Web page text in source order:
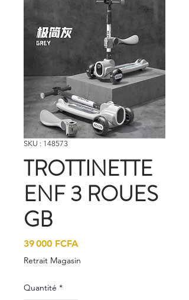
SKU : 148573
TROTTINETTE
ENF 3 ROUES
GB
39 000 FCFA
Retrait Magasin
Quantité *